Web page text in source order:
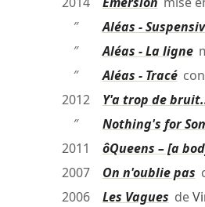
″
Aléas -
″
Aléas - La ligne
″
Aléas - Tracé
2012
Y'a trop de
″
Nothing's for
2011
ôQueens – [a
2007
On n'oublie pas
2006
Les Vagues de